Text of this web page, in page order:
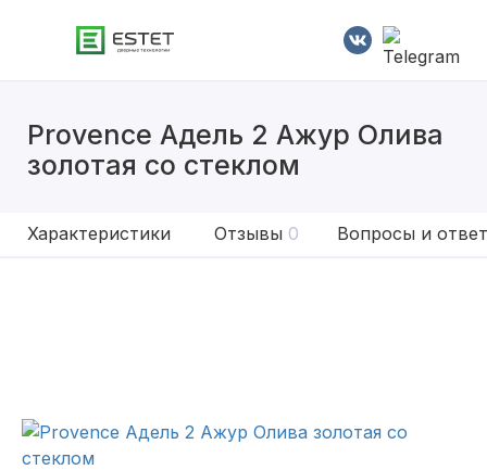
Provence Адель 2 Ажур Олива
золотая со стеклом
Характеристики Отзывы 0 Вопросы и